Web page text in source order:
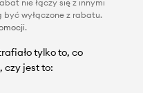
nie łączy się z innymi
wyłączone z rabatu.
.
tylko to, co
czy jest to: